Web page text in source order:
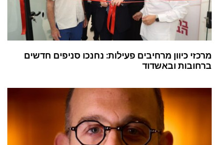
מרכזי כיוון מרחיבים פעילות: נחנכו סניפים חדשים
ברחובות ובאשדוד